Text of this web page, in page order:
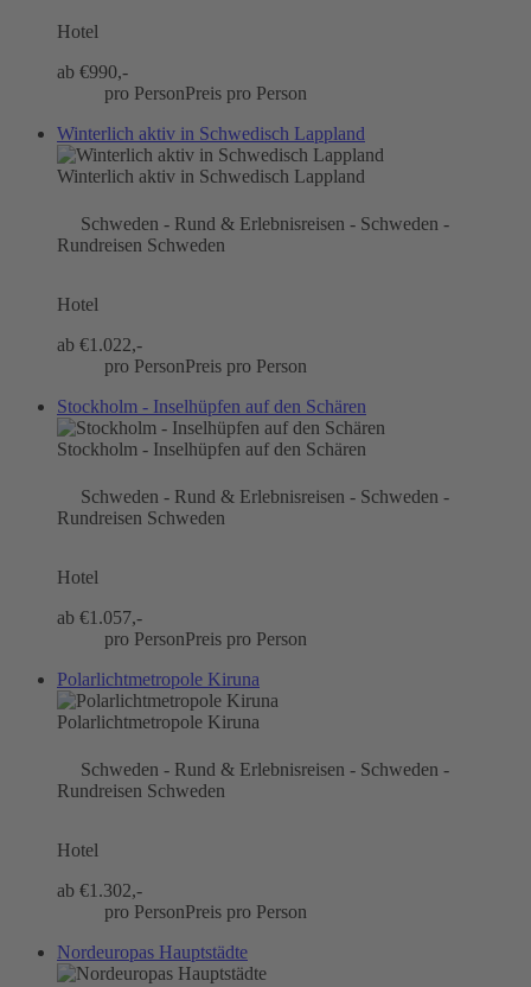
Hotel
ab €990,-
pro PersonPreis pro Person
Winterlich aktiv in Schwedisch Lappland
Winterlich aktiv in Schwedisch Lappland
Schweden - Rund & Erlebnisreisen - Schweden -
Rundreisen Schweden
Hotel
ab €1.022,-
pro PersonPreis pro Person
Stockholm - Inselhüpfen auf den Schären
Stockholm - Inselhüpfen auf den Schären
Schweden - Rund & Erlebnisreisen - Schweden -
Rundreisen Schweden
Hotel
ab €1.057,-
pro PersonPreis pro Person
Polarlichtmetropole Kiruna
Polarlichtmetropole Kiruna
Schweden - Rund & Erlebnisreisen - Schweden -
Rundreisen Schweden
Hotel
ab €1.302,-
pro PersonPreis pro Person
Nordeuropas Hauptstädte